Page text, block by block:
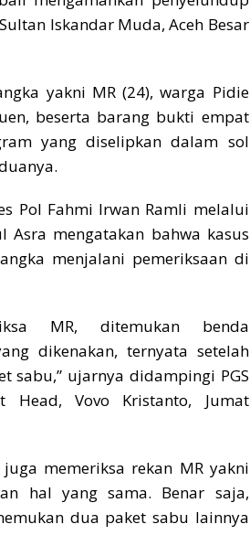
Iskandar Muda, Aceh Besar
yakni MR (24), warga Pidie
beserta barang bukti empat
yang diselipkan dalam sol
Pol Fahmi Irwan Ramli melalui
Asra mengatakan bahwa kasus
menjalani pemeriksaan di
MR, ditemukan benda
dikenakan, ternyata setelah
sabu,” ujarnya didampingi PGS
Head, Vovo Kristanto, Jumat
memeriksa rekan MR yakni
hal yang sama. Benar saja,
dua paket sabu lainnya